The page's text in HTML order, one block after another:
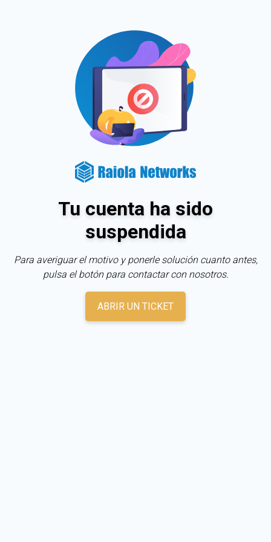
Tu cuenta ha sido
suspendida
Para averiguar el motivo y ponerle solución cuanto antes,
pulsa el botón para contactar con nosotros.
ABRIR UN TICKET